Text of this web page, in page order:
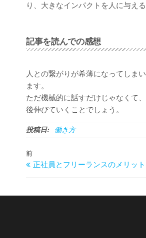
り、大きなインパクトを人に与え
記事を読んでの感想
人との繋がりが希薄になってしま
ます。
ただ機械的に話すだけじゃなくて
後伸びていくことでしょう。
投稿日: 働き方
投
稿
ナ
ゲ
過
去
の
前
正社員とフリーランスのメリッ